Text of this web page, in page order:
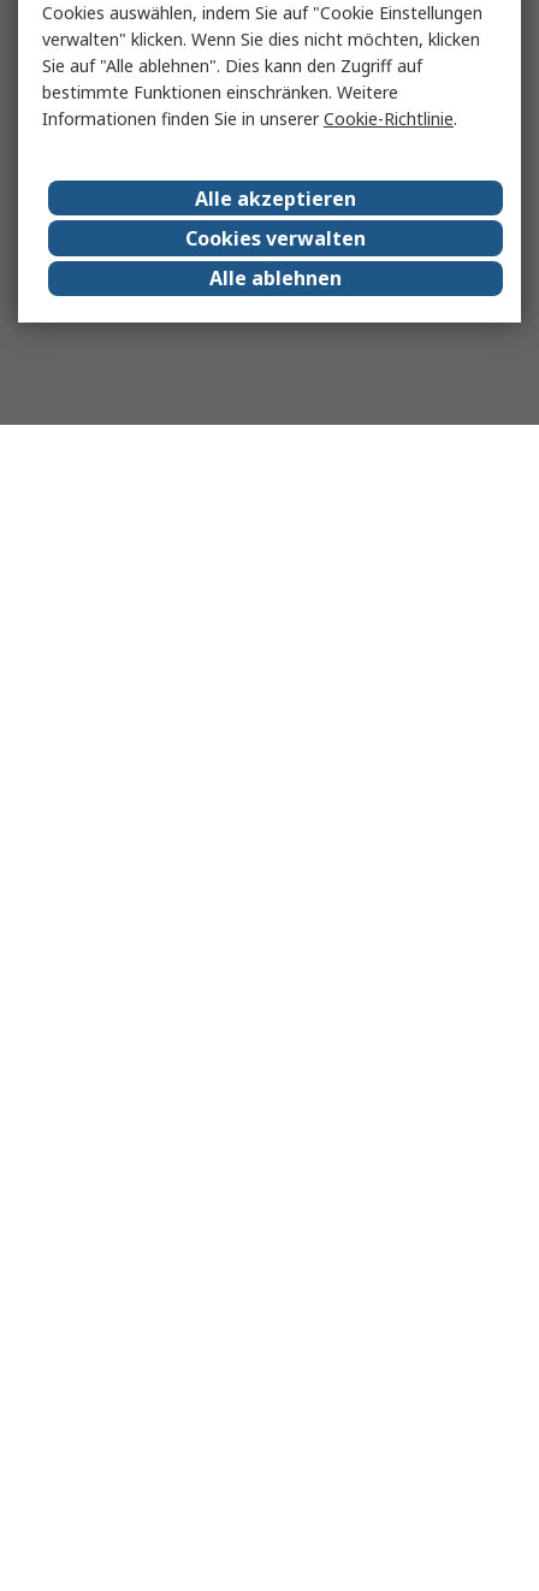
Cookies auswählen, indem Sie auf "Cookie Einstellungen
verwalten" klicken. Wenn Sie dies nicht möchten, klicken
Sie auf "Alle ablehnen". Dies kann den Zugriff auf
bestimmte Funktionen einschränken. Weitere
Informationen finden Sie in unsererCookie-Richtlinie.
Alle akzeptieren
Cookies verwalten
Alle ablehnen